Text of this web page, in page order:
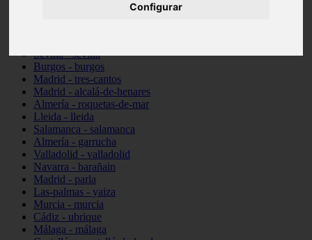
Configurar
Almería - cuevas-del-almanzora
Sevilla - sevilla
Burgos - burgos
Madrid - tres-cantos
Madrid - alcalá-de-henares
Almería - roquetas-de-mar
Lleida - lleida
Salamanca - salamanca
Almería - garrucha
Valladolid - valladolid
Navarra - barañain
Madrid - parla
Las-palmas - yaiza
Murcia - murcia
Cádiz - ubrique
Málaga - málaga